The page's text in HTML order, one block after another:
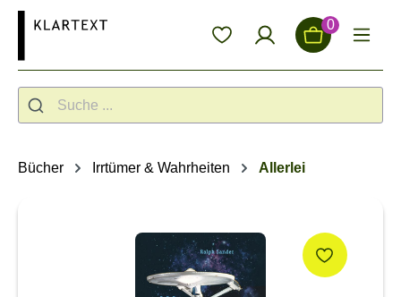
springen 0
Bücher Irrtümer & Wahrheiten Allerlei